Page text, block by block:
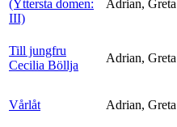
(Yttersta domen:
III)
Adrian, Greta
Till jungfru
Cecilia Böllja
Adrian, Greta
Vårlåt Adrian, Greta